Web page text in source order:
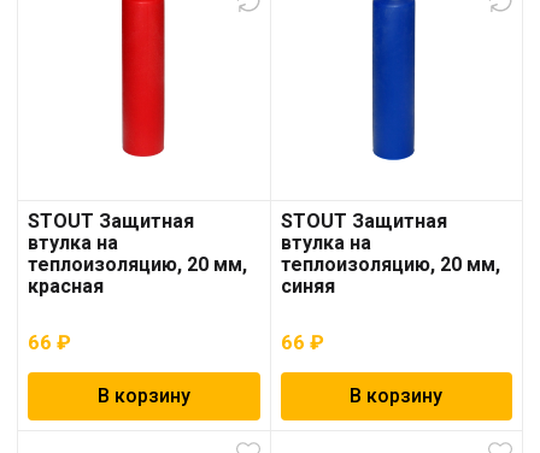
STOUT Защитная
втулка на
теплоизоляцию, 20 мм,
красная
66 ₽
В корзину
STOUT Защитная
втулка на
теплоизоляцию, 20 мм,
синяя
66 ₽
В корзину